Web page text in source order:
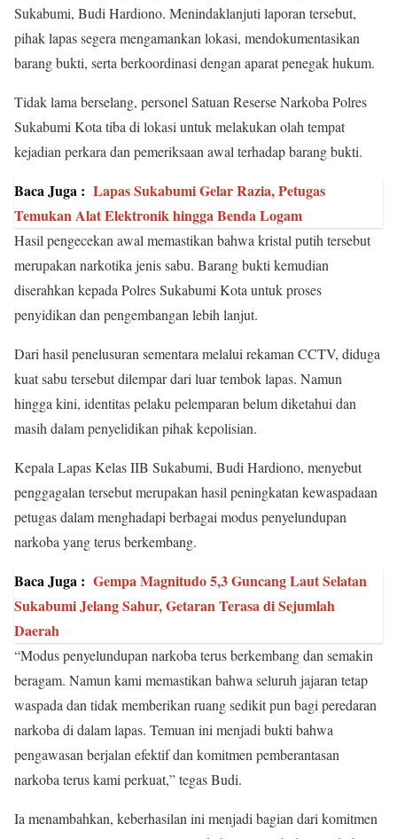
Sukabumi, Budi Hardiono. Menindaklanjuti laporan tersebut,
pihak lapas segera mengamankan lokasi, mendokumentasikan
barang bukti, serta berkoordinasi dengan aparat penegak hukum.
Tidak lama berselang, personel Satuan Reserse Narkoba Polres
Sukabumi Kota tiba di lokasi untuk melakukan olah tempat
kejadian perkara dan pemeriksaan awal terhadap barang bukti.
Baca Juga : Lapas Sukabumi Gelar Razia, Petugas
Temukan Alat Elektronik hingga Benda Logam
Hasil pengecekan awal memastikan bahwa kristal putih tersebut
merupakan narkotika jenis sabu. Barang bukti kemudian
diserahkan kepada Polres Sukabumi Kota untuk proses
penyidikan dan pengembangan lebih lanjut.
Dari hasil penelusuran sementara melalui rekaman CCTV, diduga
kuat sabu tersebut dilempar dari luar tembok lapas. Namun
hingga kini, identitas pelaku pelemparan belum diketahui dan
masih dalam penyelidikan pihak kepolisian.
Kepala Lapas Kelas IIB Sukabumi, Budi Hardiono, menyebut
penggagalan tersebut merupakan hasil peningkatan kewaspadaan
petugas dalam menghadapi berbagai modus penyelundupan
narkoba yang terus berkembang.
Baca Juga : Gempa Magnitudo 5,3 Guncang Laut Selatan
Sukabumi Jelang Sahur, Getaran Terasa di Sejumlah
Daerah
“Modus penyelundupan narkoba terus berkembang dan semakin
beragam. Namun kami memastikan bahwa seluruh jajaran tetap
waspada dan tidak memberikan ruang sedikit pun bagi peredaran
narkoba di dalam lapas. Temuan ini menjadi bukti bahwa
pengawasan berjalan efektif dan komitmen pemberantasan
narkoba terus kami perkuat,” tegas Budi.
Ia menambahkan, keberhasilan ini menjadi bagian dari komitmen